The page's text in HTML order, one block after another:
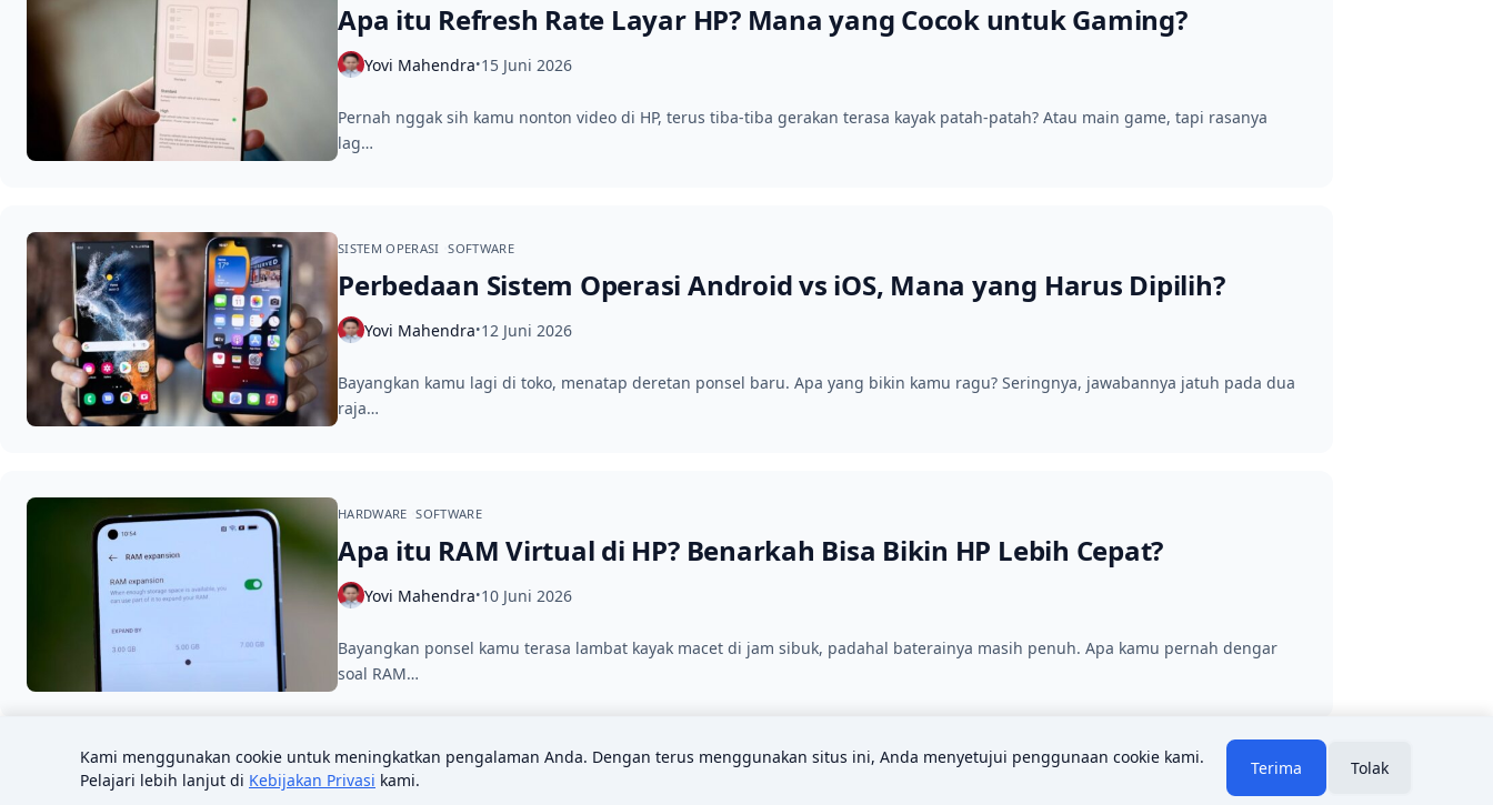
Apa itu Refresh Rate Layar HP? Mana yang Cocok untuk Gaming?
Yovi Mahendra•15 Juni 2026
Pernah nggak sih kamu nonton video di HP, terus tiba‑tiba gerakan terasa kayak patah‑patah? Atau main game, tapi rasanya
lag…
SISTEM OPERASI SOFTWARE
Perbedaan Sistem Operasi Android vs iOS, Mana yang Harus Dipilih?
Yovi Mahendra•12 Juni 2026
Bayangkan kamu lagi di toko, menatap deretan ponsel baru. Apa yang bikin kamu ragu? Seringnya, jawabannya jatuh pada dua
raja…
HARDWARE SOFTWARE
Apa itu RAM Virtual di HP? Benarkah Bisa Bikin HP Lebih Cepat?
Yovi Mahendra•10 Juni 2026
Bayangkan ponsel kamu terasa lambat kayak macet di jam sibuk, padahal baterainya masih penuh. Apa kamu pernah dengar
soal RAM…
Kami menggunakan cookie untuk meningkatkan pengalaman Anda. Dengan terus menggunakan situs ini, Anda menyetujui penggunaan cookie kami.
Pelajari lebih lanjut di Kebijakan Privasi kami.
Terima Tolak